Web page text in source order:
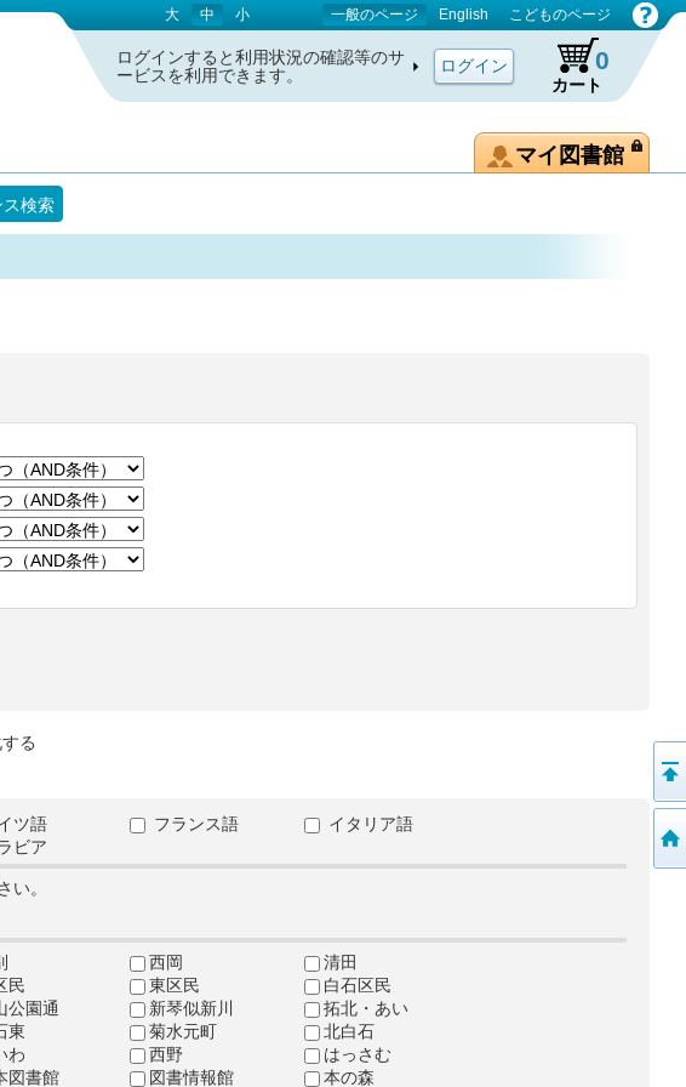
大 中 小 一般のページ English こどものページ
ログインすると利用状況の確認等のサ
ービスを利用できます。
カート
0
マイ図書館
ス検索
る
ツ語 フランス語
イタリア語
ビア
い。
西岡
清田
民 東区民
白石区民
公園通 新琴似新川
拓北・あい
東 菊水元町
北白石
わ 西野
はっさむ
図書館 図書情報館 本の森